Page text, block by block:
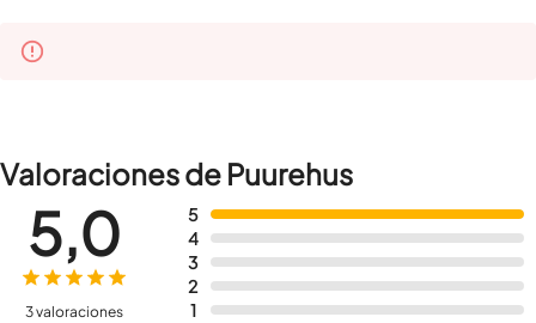
Valoraciones de Puurehus
5
4
3
2
1
5,0
3 valoraciones